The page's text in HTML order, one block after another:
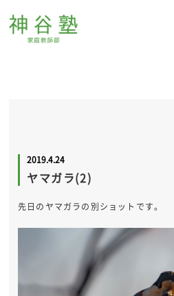
2019.4.24
ヤマガラ(2)
先日のヤマガラの別ショットです。